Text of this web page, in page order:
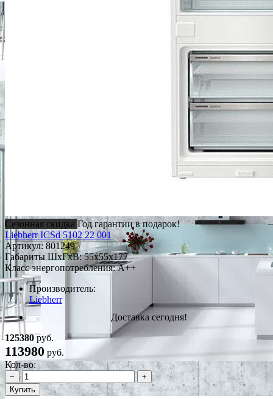
Сезонная скидка Год гарантии в подарок!
Liebherr ICSd 5102 22 001
Артикул:801249
Габариты ШxГxВ: 55x55x177
Класс энергопотребления: A++
Производитель:
Liebherr
Доставка сегодня!
125380руб.
113980 руб.
Кол-во:
−
+
Купить